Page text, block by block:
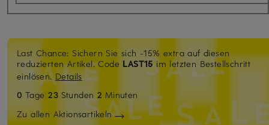
Last Chance: Sichern Sie sich -15% extra auf diesen
reduzierten Artikel. Code LAST15im letzten Bestellschritt
einlösen.Details
0 Tage23 Stunden 2 Minuten
Zu allen Aktionsartikeln